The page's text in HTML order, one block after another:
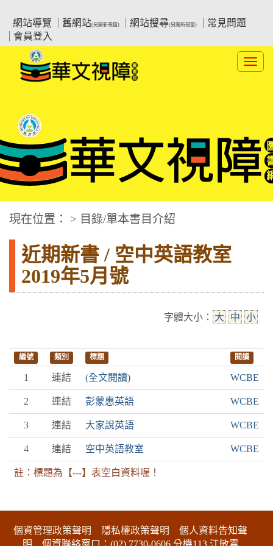
要
網站導覽
舊網站(另開新視窗) 網站搜尋(另開新視窗)
常見問題
會員登入
:::中央區塊
華文視障電子圖書網
現在位置： > 目錄/單本書目介紹
近期新書 / 空中英語教室
2019年5月號
字體大小： 大 中 小
編號 類別 標題 閱讀
1 連結 (全文閱讀) WCBE
2 連結 彭蒙惠英語 WCBE
3 連結 大家說英語 WCBE
4 連結 空中英語教室 WCBE
註：標題為【---】表空白資料喔！
個資管理政策聲明 隱私權政策聲明
個人資料告知聲
明 個資聯絡窗口：(02) 7730-0606 分機113 江敏雲